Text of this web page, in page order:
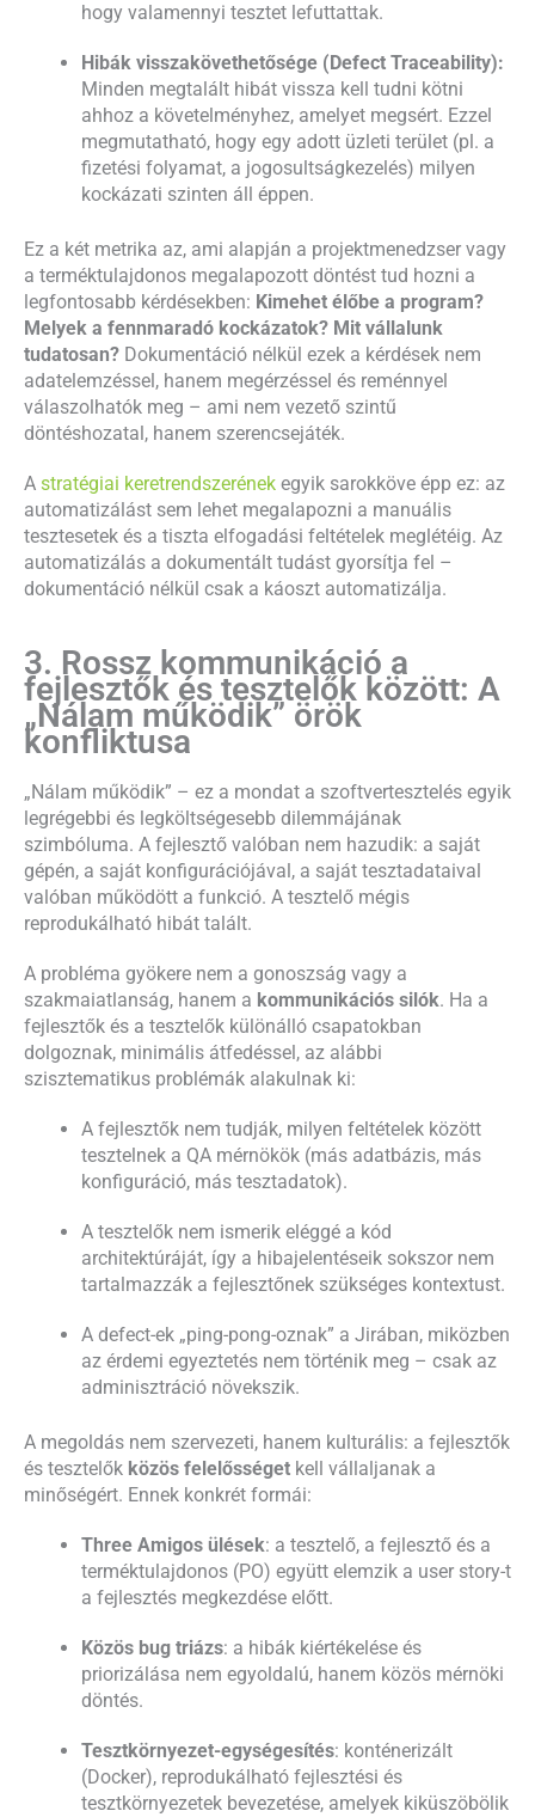
hogy valamennyi tesztet lefuttattak.
Hibák visszakövethetősége (Defect Traceability):
Minden megtalált hibát vissza kell tudni kötni
ahhoz a követelményhez, amelyet megsért. Ezzel
megmutatható, hogy egy adott üzleti terület (pl. a
fizetési folyamat, a jogosultságkezelés) milyen
kockázati szinten áll éppen.
Ez a két metrika az, ami alapján a projektmenedzser vagy
a terméktulajdonos megalapozott döntést tud hozni a
legfontosabb kérdésekben: Kimehet élőbe a program?
Melyek a fennmaradó kockázatok? Mit vállalunk
tudatosan? Dokumentáció nélkül ezek a kérdések nem
adatelemzéssel, hanem megérzéssel és reménnyel
válaszolhatók meg – ami nem vezető szintű
döntéshozatal, hanem szerencsejáték.
A stratégiai keretrendszerének egyik sarokköve épp ez: az
automatizálást sem lehet megalapozni a manuális
tesztesetek és a tiszta elfogadási feltételek meglétéig. Az
automatizálás a dokumentált tudást gyorsítja fel –
dokumentáció nélkül csak a káoszt automatizálja.
3. Rossz kommunikáció a
fejlesztők és tesztelők között: A
„Nálam működik” örök
konfliktusa
„Nálam működik” – ez a mondat a szoftvertesztelés egyik
legrégebbi és legköltségesebb dilemmájának
szimbóluma. A fejlesztő valóban nem hazudik: a saját
gépén, a saját konfigurációjával, a saját tesztadataival
valóban működött a funkció. A tesztelő mégis
reprodukálható hibát talált.
A probléma gyökere nem a gonoszság vagy a
szakmaiatlanság, hanem a kommunikációs silók. Ha a
fejlesztők és a tesztelők különálló csapatokban
dolgoznak, minimális átfedéssel, az alábbi
szisztematikus problémák alakulnak ki:
A fejlesztők nem tudják, milyen feltételek között
tesztelnek a QA mérnökök (más adatbázis, más
konfiguráció, más tesztadatok).
A tesztelők nem ismerik eléggé a kód
architektúráját, így a hibajelentéseik sokszor nem
tartalmazzák a fejlesztőnek szükséges kontextust.
A defect-ek „ping-pong-oznak” a Jirában, miközben
az érdemi egyeztetés nem történik meg – csak az
adminisztráció növekszik.
A megoldás nem szervezeti, hanem kulturális: a fejlesztők
és tesztelők közös felelősséget kell vállaljanak a
minőségért. Ennek konkrét formái:
Three Amigos ülések: a tesztelő, a fejlesztő és a
terméktulajdonos (PO) együtt elemzik a user story-t
a fejlesztés megkezdése előtt.
Közös bug triázs: a hibák kiértékelése és
priorizálása nem egyoldalú, hanem közös mérnöki
döntés.
Tesztkörnyezet-egységesítés: konténerizált
(Docker), reprodukálható fejlesztési és
tesztkörnyezetek bevezetése, amelyek kiküszöbölik